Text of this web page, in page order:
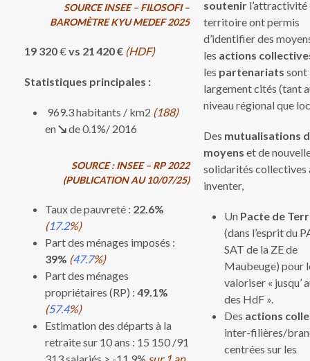
SOURCE INSEE – FILOSOFI –
BAROMÈTRE KYU MEDEF 2025
19 320€vs 21 420 € (HDF)
Statistiques principales :
969.3 habitants / km2 (188)
en↘de 0.1%/ 2016
SOURCE : INSEE – RP 2022
(PUBLICATION AU 10/07/25)
Taux de pauvreté : 22.6%
(17.2%)
Part des ménages imposés :
39% (47.7%)
Part des ménages
propriétaires (RP) : 49.1%
(57.4%)
Estimation des départs à la
retraite sur 10 ans : 15 150 /91
soutenir l’attractivité
territoire ont permis
d’identifier des
les actions
les partenariats sont
largement cités (tant
niveau régional que
Des mutualisations
moyens et de
solidarités collectives
inventer,
Un Pacte de
(dans l’esprit du
SAT de la ZE de
Maubeuge) pour
valoriser « jusqu’
des HdF ».
Des actions
inter-filières/
centrées sur les